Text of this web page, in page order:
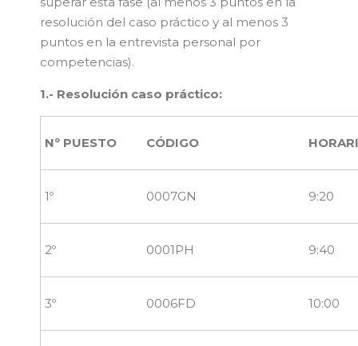
resolución del caso práctico y al menos 3
puntos en la entrevista personal por
competencias).
1.- Resolución caso práctico:
Nº PUESTO CÓDIGO
1º 0007GN 9:20
2º 0001PH 9:40
3º 0006FD 10:00